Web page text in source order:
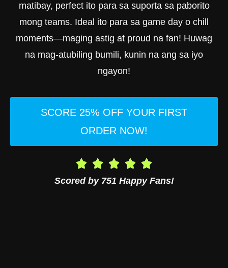
matibay, perfect ito para sa suporta sa paborito
mong teams. Ideal ito para sa game day o chill
moments—maging astig at proud na fan! Huwag
na mag-atubiling bumili, kunin na ang sa iyo
ngayon!
SCORE 25% OFF YOUR FIRST
ORDER NOW!
Scored by 751 Happy Fans!